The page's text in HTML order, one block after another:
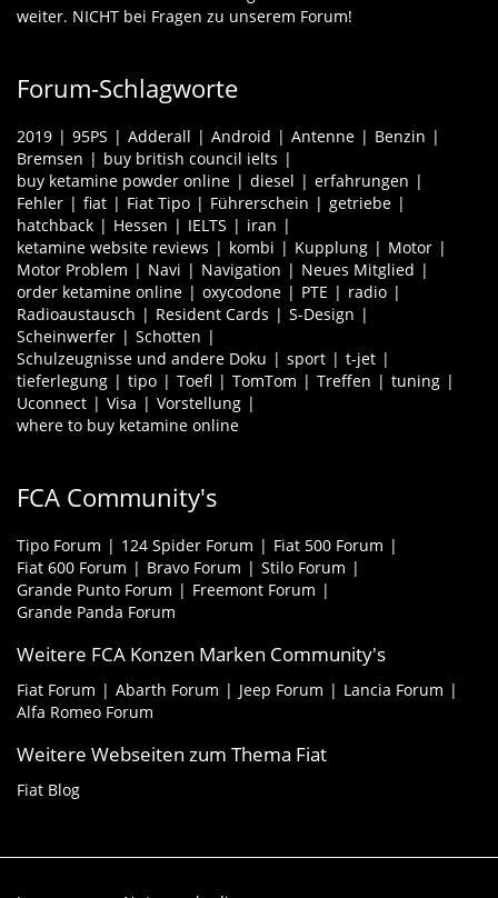
weiter. NICHT bei Fragen zu unserem Forum!
Forum-Schlagworte
2019 95PS Adderall Android Antenne
Benzin
Bremsen
buy british council ielts
buy ketamine powder online
diesel
erfahrungen
Fehler
fiat Fiat Tipo Führerschein
getriebe
hatchback
Hessen IELTS
iran
ketamine website reviews
kombi Kupplung
Motor
Motor Problem
Navi Navigation
Neues Mitglied
order ketamine online
oxycodone PTE
radio
Radioaustausch
Resident Cards
S-Design
Scheinwerfer
Schotten
Schulzeugnisse und andere Doku
sport
t-jet
tieferlegung
tipo Toefl TomTom Treffen
tuning
Uconnect
Visa
Vorstellung
where to buy ketamine online
FCA Community's
Tipo Forum 124 Spider Forum
Fiat 500 Forum
Fiat 600 Forum
Bravo Forum
Stilo Forum
Grande Punto Forum
Freemont Forum
Grande Panda Forum
Weitere FCA Konzen Marken Community's
Fiat Forum Abarth Forum Jeep Forum
Lancia Forum
Alfa Romeo Forum
Weitere Webseiten zum Thema Fiat
Fiat Blog